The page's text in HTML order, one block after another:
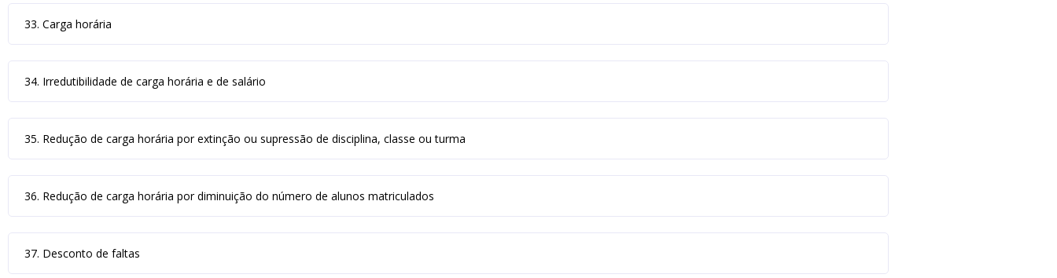
33. Carga horária
34. Irredutibilidade de carga horária e de salário
35. Redução de carga horária por extinção ou supressão de disciplina, classe ou turma
36. Redução de carga horária por diminuição do número de alunos matriculados
37. Desconto de faltas